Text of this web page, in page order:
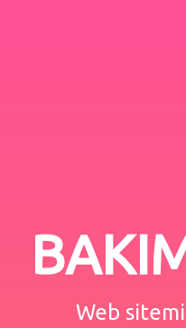
Web